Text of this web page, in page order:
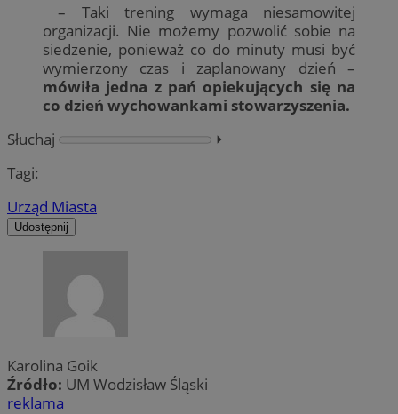
– Taki trening wymaga niesamowitej
organizacji. Nie możemy pozwolić sobie na
siedzenie, ponieważ co do minuty musi być
wymierzony czas i zaplanowany dzień –
mówiła jedna z pań opiekujących się na
co dzień wychowankami stowarzyszenia.
Słuchaj
⏵︎
Tagi:
Urząd Miasta
Udostępnij
Karolina Goik
Źródło: UM Wodzisław Śląski
reklama